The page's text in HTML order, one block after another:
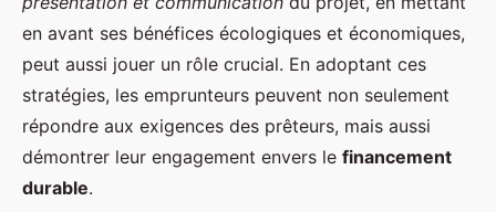
en avant ses bénéfices écologiques et économiques,
peut aussi jouer un rôle crucial. En adoptant ces
stratégies, les emprunteurs peuvent non seulement
répondre aux exigences des prêteurs, mais aussi
démontrer leur engagement envers le financement
durable.